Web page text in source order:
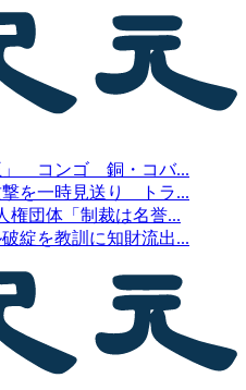
」 コンゴ 銅・コバ...
を一時見送り トラ...
団体「制裁は名誉...
綻を教訓に知財流出...